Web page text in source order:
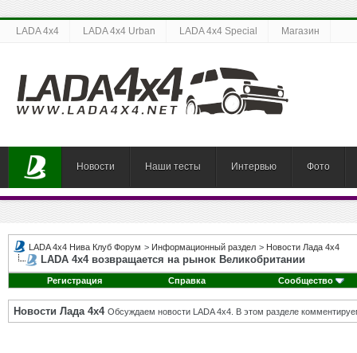
LADA 4x4 LADA 4x4 Urban LADA 4x4 Special Магазин
Новости Наши тесты Интервью Фото
LADA 4x4 Нива Клуб Форум > Информационный раздел > Новости Лада 4х4
LADA 4x4 возвращается на рынок Великобритании
Регистрация Справка Сообщество
Новости Лада 4х4 Обсуждаем новости LADA 4x4. В этом разделе